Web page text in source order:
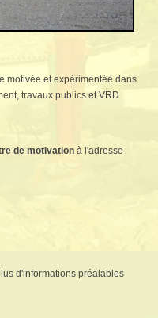
motivée et expérimentée dans
travaux publics et VRD
de motivation à l'adresse
d'informations préalables